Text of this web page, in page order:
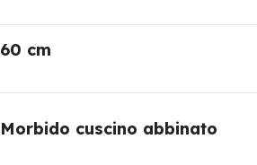
60 cm
Morbido cuscino abbinato